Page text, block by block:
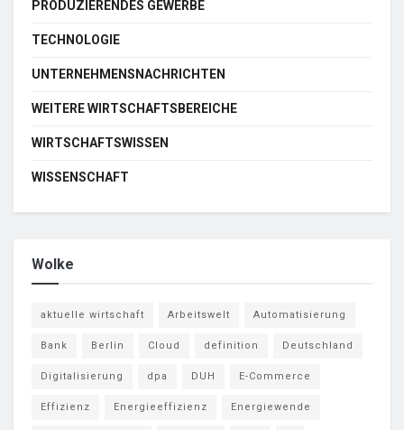
PRODUZIERENDES GEWERBE
TECHNOLOGIE
UNTERNEHMENSNACHRICHTEN
WEITERE WIRTSCHAFTSBEREICHE
WIRTSCHAFTSWISSEN
WISSENSCHAFT
Wolke
aktuelle wirtschaft Arbeitswelt Automatisierung
Bank Berlin Cloud definition Deutschland
Digitalisierung dpa DUH E-Commerce
Effizienz Energieeffizienz Energiewende